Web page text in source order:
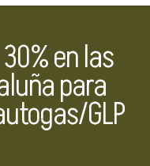
en las
para
GLP